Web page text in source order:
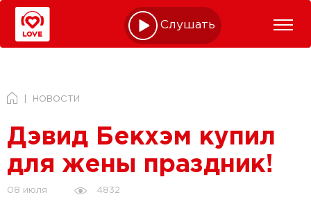
Слушать online
НОВОСТИ
Дэвид Бекхэм купил
для жены праздник!
08 июля 4832